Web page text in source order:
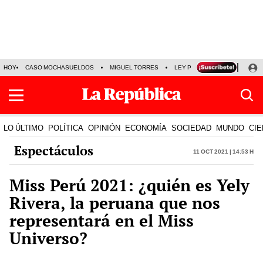
HOY CASO MOCHASUELDOS MIGUEL TORRES LEY PULPÍN PRECIO DEL
LO ÚLTIMO POLÍTICA OPINIÓN ECONOMÍA SOCIEDAD MUNDO
Espectáculos 11 Oct 2021 | 14:53 h
Miss Perú 2021: ¿quién es Yely
Rivera, la peruana que nos
representará en el Miss
Universo?